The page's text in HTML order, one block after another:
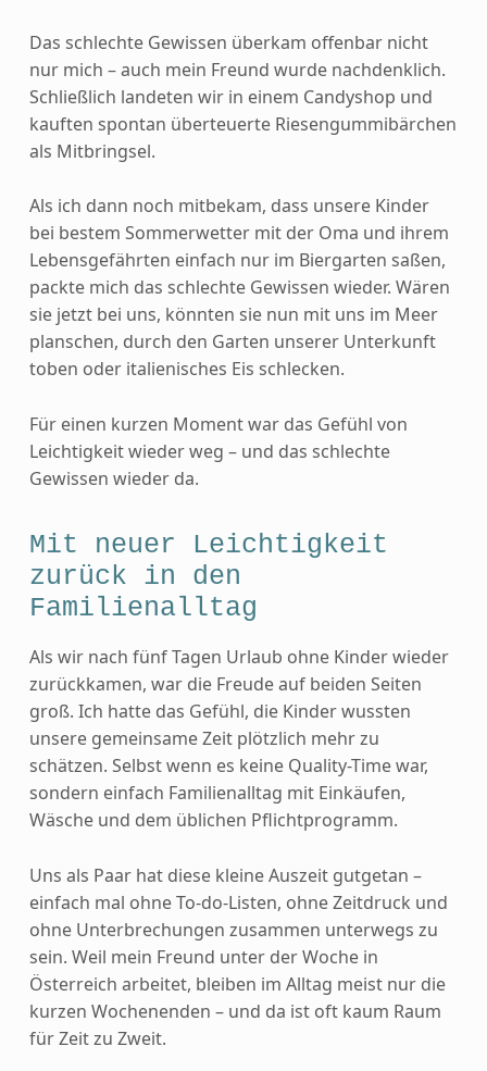
Das schlechte Gewissen überkam offenbar nicht
nur mich – auch mein Freund wurde nachdenklich.
Schließlich landeten wir in einem Candyshop und
kauften spontan überteuerte Riesengummibärchen
als Mitbringsel.
Als ich dann noch mitbekam, dass unsere Kinder
bei bestem Sommerwetter mit der Oma und ihrem
Lebensgefährten einfach nur im Biergarten saßen,
packte mich das schlechte Gewissen wieder. Wären
sie jetzt bei uns, könnten sie nun mit uns im Meer
planschen, durch den Garten unserer Unterkunft
toben oder italienisches Eis schlecken.
Für einen kurzen Moment war das Gefühl von
Leichtigkeit wieder weg – und das schlechte
Gewissen wieder da.
Mit neuer Leichtigkeit
zurück in den
Familienalltag
Als wir nach fünf Tagen Urlaub ohne Kinder wieder
zurückkamen, war die Freude auf beiden Seiten
groß. Ich hatte das Gefühl, die Kinder wussten
unsere gemeinsame Zeit plötzlich mehr zu
schätzen. Selbst wenn es keine Quality-Time war,
sondern einfach Familienalltag mit Einkäufen,
Wäsche und dem üblichen Pflichtprogramm.
Uns als Paar hat diese kleine Auszeit gutgetan –
einfach mal ohne To-do-Listen, ohne Zeitdruck und
ohne Unterbrechungen zusammen unterwegs zu
sein. Weil mein Freund unter der Woche in
Österreich arbeitet, bleiben im Alltag meist nur die
kurzen Wochenenden – und da ist oft kaum Raum
für Zeit zu Zweit.